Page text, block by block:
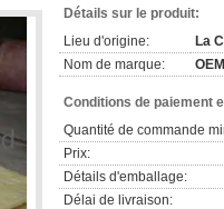
Détails sur le produit:
Lieu d'origine:
La
Nom de marque:
OEM
Conditions de paiement
Quantité de commande
Prix:
Détails d'emballage:
Délai de livraison: